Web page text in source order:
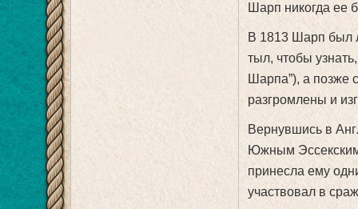
Шарп никогда ее
В 1813 Шарп был
тыл, чтобы
Шарпа”), а позже
разгромлены и
Вернувшись в
Южным Эссекским
принесла ему
участвовал в